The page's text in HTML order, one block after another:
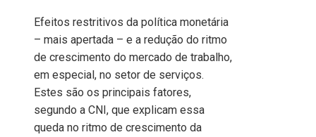
Efeitos restritivos da política monetária
– mais apertada – e a redução do ritmo
de crescimento do mercado de trabalho,
em especial, no setor de serviços.
Estes são os principais fatores,
segundo a CNI, que explicam essa
queda no ritmo de crescimento da